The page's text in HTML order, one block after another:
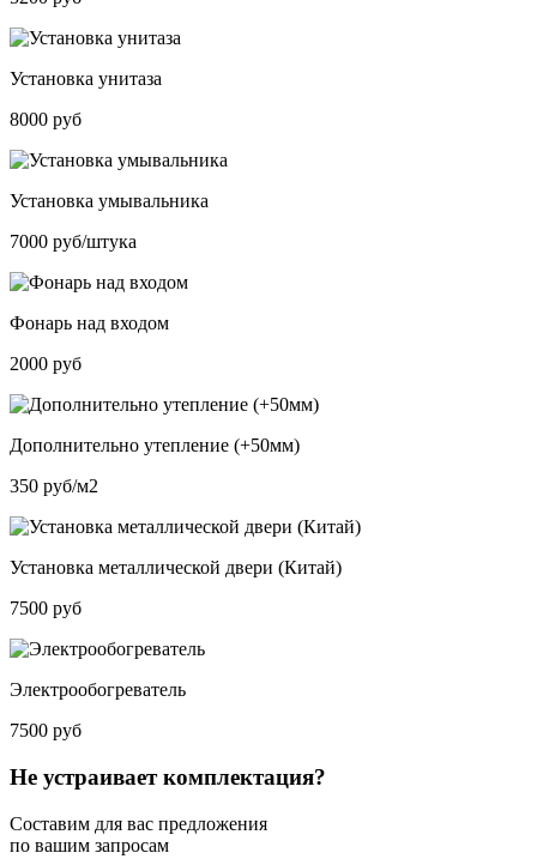
Установка унитаза
8000 руб
Установка умывальника
7000 руб/штука
Фонарь над входом
2000 руб
Дополнительно утепление (+50мм)
350 руб/м2
Установка металлической двери (Китай)
7500 руб
Электрообогреватель
7500 руб
Не устраивает комплектация?
Составим для вас предложения
по вашим запросам